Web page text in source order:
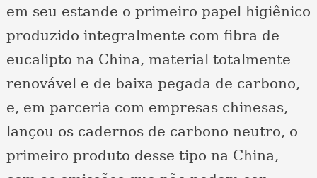
em seu estande o primeiro papel higiênico
produzido integralmente com fibra de
eucalipto na China, material totalmente
renovável e de baixa pegada de carbono,
e, em parceria com empresas chinesas,
lançou os cadernos de carbono neutro, o
primeiro produto desse tipo na China,